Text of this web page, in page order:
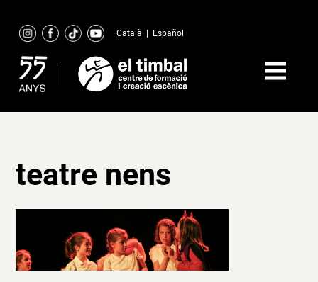
content
Català Español
teatre nens